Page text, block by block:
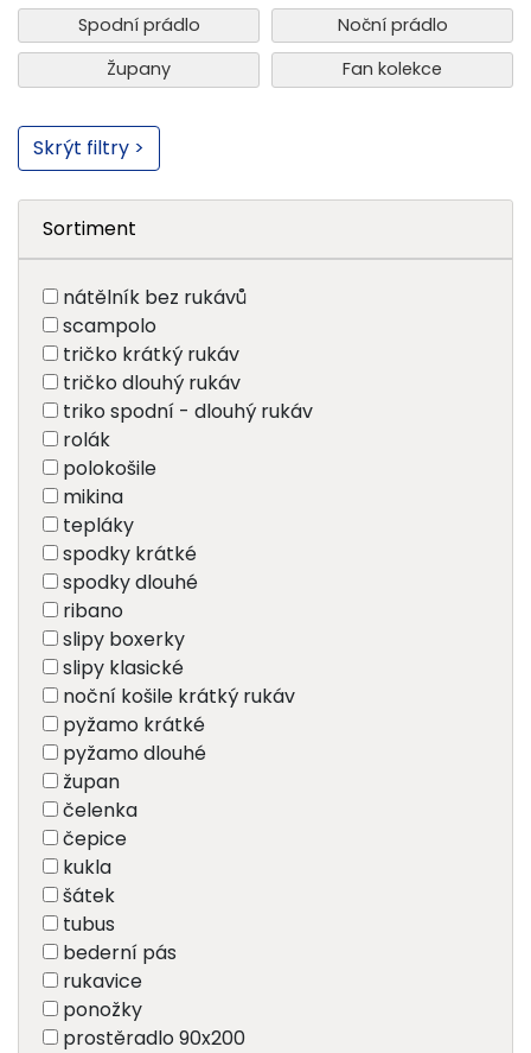
Spodní prádlo
Noční prádlo
Župany
Fan kolekce
Skrýt filtry >
Sortiment
nátělník bez rukávů
scampolo
tričko krátký rukáv
tričko dlouhý rukáv
triko spodní - dlouhý rukáv
rolák
polokošile
mikina
tepláky
spodky krátké
spodky dlouhé
ribano
slipy boxerky
slipy klasické
noční košile krátký rukáv
pyžamo krátké
pyžamo dlouhé
župan
čelenka
čepice
kukla
šátek
tubus
bederní pás
rukavice
ponožky
prostěradlo 90x200